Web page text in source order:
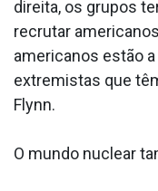
direita, os grupos
recrutar
americanos estão
extremistas que
Flynn.
O mundo nuclear